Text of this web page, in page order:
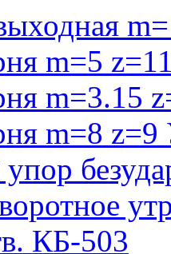
m=5
m=3.15
m=8
КБ-503